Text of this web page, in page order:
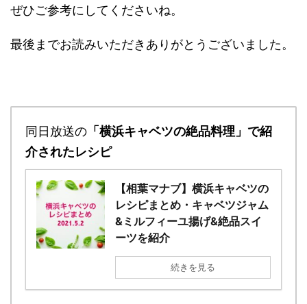
ぜひご参考にしてくださいね。
最後までお読みいただきありがとうございました。
同日放送の 「横浜キャベツの絶品料理」で紹
介されたレシピ
【相葉マナブ】横浜キャベツの
レシピまとめ・キャベツジャム
&ミルフィーユ揚げ&絶品スイ
ーツを紹介
続きを見る